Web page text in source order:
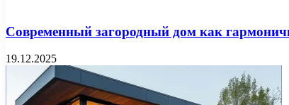
Современный загородный дом как
19.12.2025